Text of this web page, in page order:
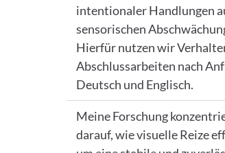
intentionaler Handlungen
sensorischen
Hierfür nutzen wir
Abschlussarbeiten nach
Deutsch und Englisch.
Meine Forschung
darauf, wie visuelle Reize